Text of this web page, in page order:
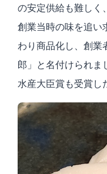
の安定供給も難しく
創業当時の味を追い
わり商品化し、創業
郎」と名付けられま
水産大臣賞も受賞し